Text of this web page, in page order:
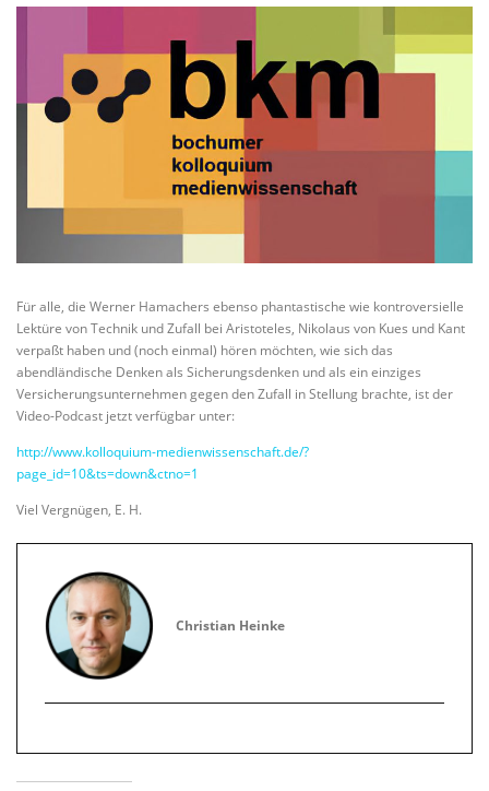
Für alle, die Werner Hamachers ebenso phantastische wie kontroversielle
Lektüre von Technik und Zufall bei Aristoteles, Nikolaus von Kues und Kant
verpaßt haben und (noch einmal) hören möchten, wie sich das
abendländische Denken als Sicherungsdenken und als ein einziges
Versicherungsunternehmen gegen den Zufall in Stellung brachte, ist der
Video-Podcast jetzt verfügbar unter:
http://www.kolloquium-medienwissenschaft.de/?
page_id=10&ts=down&ctno=1
Viel Vergnügen, E. H.
Christian Heinke